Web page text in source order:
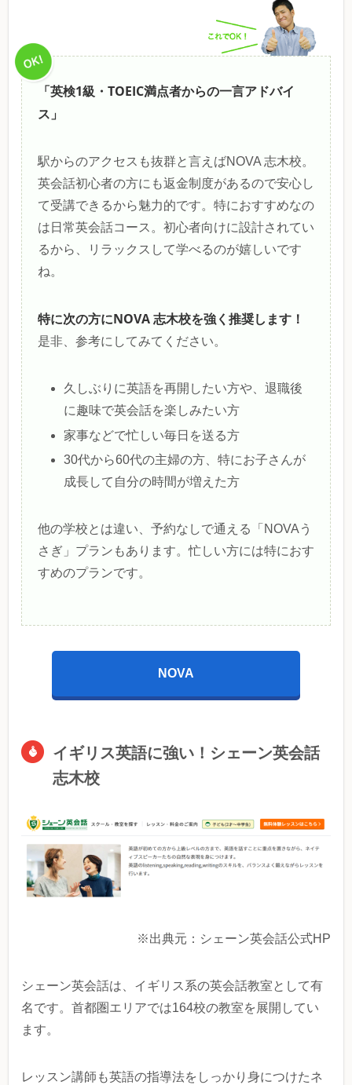
「英検1級・TOEIC満点者からの一言アドバイ
ス」
駅からのアクセスも抜群と言えばNOVA 志木校。
英会話初心者の方にも返金制度があるので安心し
て受講できるから魅力的です。特におすすめなの
は日常英会話コース。初心者向けに設計されてい
るから、リラックスして学べるのが嬉しいです
ね。
特に次の方にNOVA 志木校を強く推奨します！
是非、参考にしてみてください。
久しぶりに英語を再開したい方や、退職後
に趣味で英会話を楽しみたい方
家事などで忙しい毎日を送る方
30代から60代の主婦の方、特にお子さんが
成長して自分の時間が増えた方
他の学校とは違い、予約なしで通える「NOVAう
さぎ」プランもあります。忙しい方には特におす
すめのプランです。
NOVA
イギリス英語に強い！シェーン英会話
志木校
※出典元：シェーン英会話公式HP
シェーン英会話は、イギリス系の英会話教室として有
名です。首都圏エリアでは164校の教室を展開してい
ます。
レッスン講師も英語の指導法をしっかり身につけたネ